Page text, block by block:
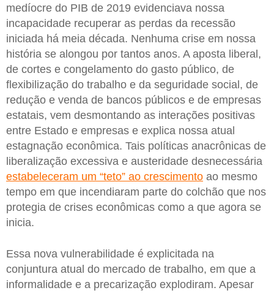
medíocre do PIB de 2019 evidenciava nossa
incapacidade recuperar as perdas da recessão
iniciada há meia década. Nenhuma crise em nossa
história se alongou por tantos anos. A aposta liberal,
de cortes e congelamento do gasto público, de
flexibilização do trabalho e da seguridade social, de
redução e venda de bancos públicos e de empresas
estatais, vem desmontando as interações positivas
entre Estado e empresas e explica nossa atual
estagnação econômica. Tais políticas anacrônicas de
liberalização excessiva e austeridade desnecessária
estabeleceram um “teto” ao crescimento ao mesmo
tempo em que incendiaram parte do colchão que nos
protegia de crises econômicas como a que agora se
inicia.
Essa nova vulnerabilidade é explicitada na
conjuntura atual do mercado de trabalho, em que a
informalidade e a precarização explodiram. Apesar